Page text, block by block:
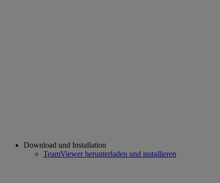
Download und Installation
TeamViewer herunterladen und installieren